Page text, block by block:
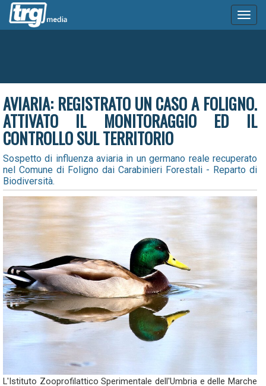
AVIARIA: REGISTRATO UN CASO A FOLIGNO.
ATTIVATO IL MONITORAGGIO ED IL
CONTROLLO SUL TERRITORIO
Sospetto di influenza aviaria in un germano reale recuperato
nel Comune di Foligno dai Carabinieri Forestali - Reparto di
Biodiversità.
L'Istituto Zooprofilattico Sperimentale dell'Umbria e delle Marche